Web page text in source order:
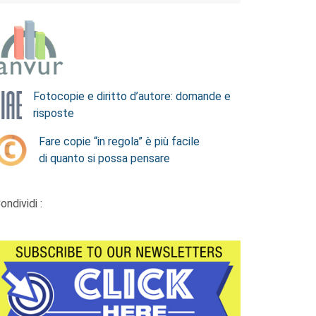
Fotocopie e diritto d’autore: domande e
risposte
Fare copie “in regola” è più facile
di quanto si possa pensare
: